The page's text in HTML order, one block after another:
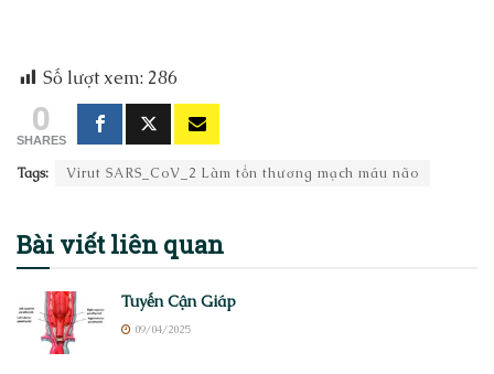
Số lượt xem: 286
0
SHARES
Tags: Virut SARS_CoV_2 Làm tổn thương mạch máu não
Bài viếtliên quan
Tuyến Cận Giáp
09/04/2025